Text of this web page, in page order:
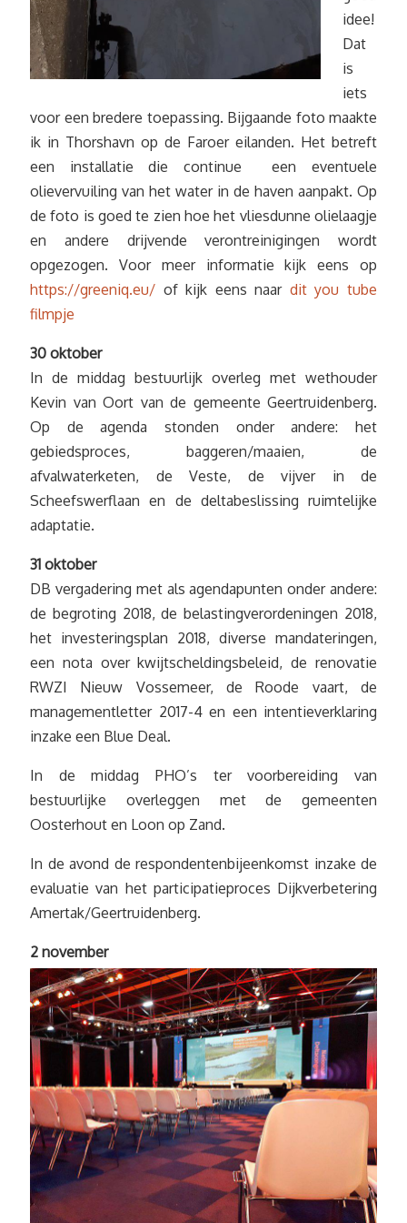
idee!
Dat
is
iets
voor een bredere toepassing. Bijgaande foto maakte
ik in Thorshavn op de Faroer eilanden. Het betreft
een installatie die continue een eventuele
olievervuiling van het water in de haven aanpakt. Op
de foto is goed te zien hoe het vliesdunne olielaagje
en andere drijvende verontreinigingen wordt
opgezogen. Voor meer informatie kijk eens op
https://greeniq.eu/ of kijk eens naar dit you tube
filmpje
30 oktober
In de middag bestuurlijk overleg met wethouder
Kevin van Oort van de gemeente Geertruidenberg.
Op de agenda stonden onder andere: het
gebiedsproces, baggeren/maaien, de
afvalwaterketen, de Veste, de vijver in de
Scheefswerflaan en de deltabeslissing ruimtelijke
adaptatie.
31 oktober
DB vergadering met als agendapunten onder andere:
de begroting 2018, de belastingverordeningen 2018,
het investeringsplan 2018, diverse mandateringen,
een nota over kwijtscheldingsbeleid, de renovatie
RWZI Nieuw Vossemeer, de Roode vaart, de
managementletter 2017-4 en een intentieverklaring
inzake een Blue Deal.
In de middag PHO’s ter voorbereiding van
bestuurlijke overleggen met de gemeenten
Oosterhout en Loon op Zand.
In de avond de respondentenbijeenkomst inzake de
evaluatie van het participatieproces Dijkverbetering
Amertak/Geertruidenberg.
2 november